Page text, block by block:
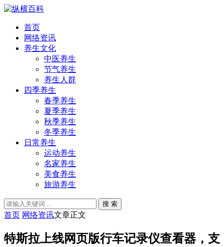
首页
网络资讯
养生文化
中医养生
节气养生
养生人群
四季养生
春季养生
夏季养生
秋季养生
冬季养生
日常养生
运动养生
名家养生
美食养生
旅游养生
搜 索
首页 网络资讯文章正文
特斯拉上线网页版行车记录仪查看器，支